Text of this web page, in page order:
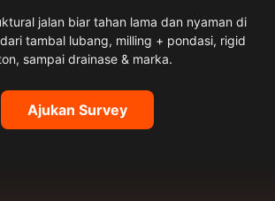
jalan biar tahan lama dan nyaman di
tambal lubang, milling + pondasi, rigid
sampai drainase & marka.
Ajukan Survey